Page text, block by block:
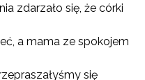
zdarzało się, że córki
a mama ze spokojem
się